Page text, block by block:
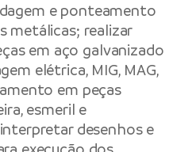
e ponteamento
metálicas; realizar
em aço galvanizado
elétrica, MIG, MAG,
em peças
esmeril e
desenhos e